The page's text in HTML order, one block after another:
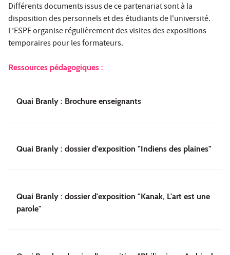
Différents documents issus de ce partenariat sont à la
disposition des personnels et des étudiants de l'université.
L’ESPE organise régulièrement des visites des expositions
temporaires pour les formateurs.
Ressources pédagogiques :
Quai Branly : Brochure enseignants
Quai Branly : dossier d'exposition "Indiens des plaines"
Quai Branly : dossier d'exposition "Kanak, L'art est une
parole"